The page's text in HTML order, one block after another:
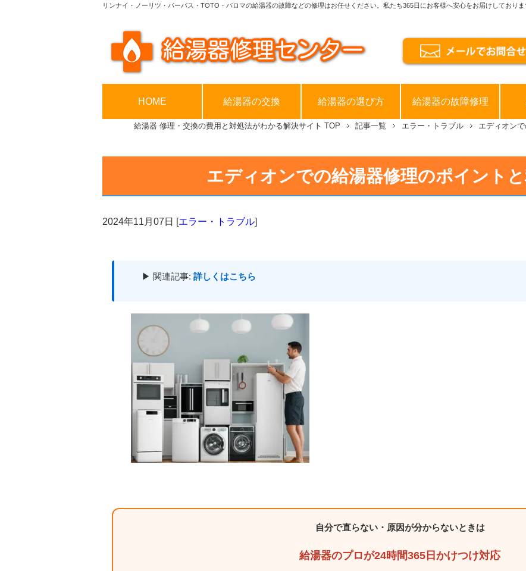
リンナイ・ノーリツ・パーパス・TOTO・パロマの給湯器の故障などの修理はお任せください。私たち365日にお客様へ安心をお届けしておりま
HOME 給湯器の交換 給湯器の選び方 給湯器の故障修理
給湯器 修理・交換の費用と対処法がわかる解決サイト TOP 記事一覧 エラー・トラブル エディオン
エディオンでの給湯器修理のポイント
2024年11月07日 [エラー・トラブル]
▶ 関連記事: 詳しくはこちら
自分で直らない・原因が分からないときは
給湯器のプロが24時間365日かけつけ対応